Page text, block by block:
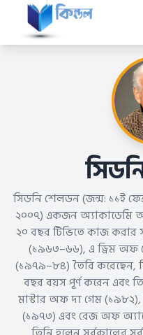
সিডনি শেলডন (জন্ম: ১১ই
২০০৭) একজন অ্যাকাডেমি
২০ বছর টিভিতে কাজ করার
(১৯৬৩–৬৬), এ ড্রিম অফ
(১৯৭৯–৮৪) তৈরি করেছেন,
বছর বয়স পূর্ণ করেন এবং
মাস্টার অফ দ্য গেম
(১৯৭৩) এবং রেজ অফ